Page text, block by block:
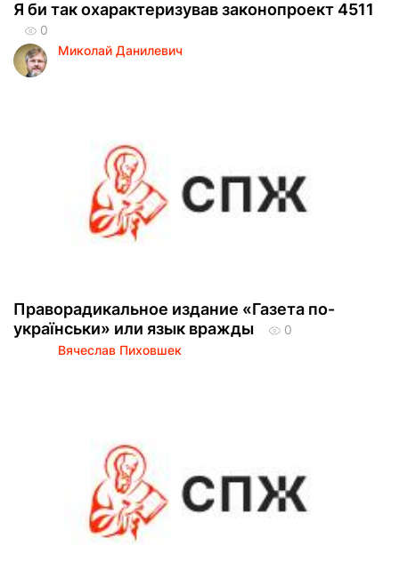
Я би так охарактеризував законопроект 4511
0
Миколай Данилевич
Праворадикальное издание «Газета по-
українськи» или язык вражды
0
Вячеслав Пиховшек